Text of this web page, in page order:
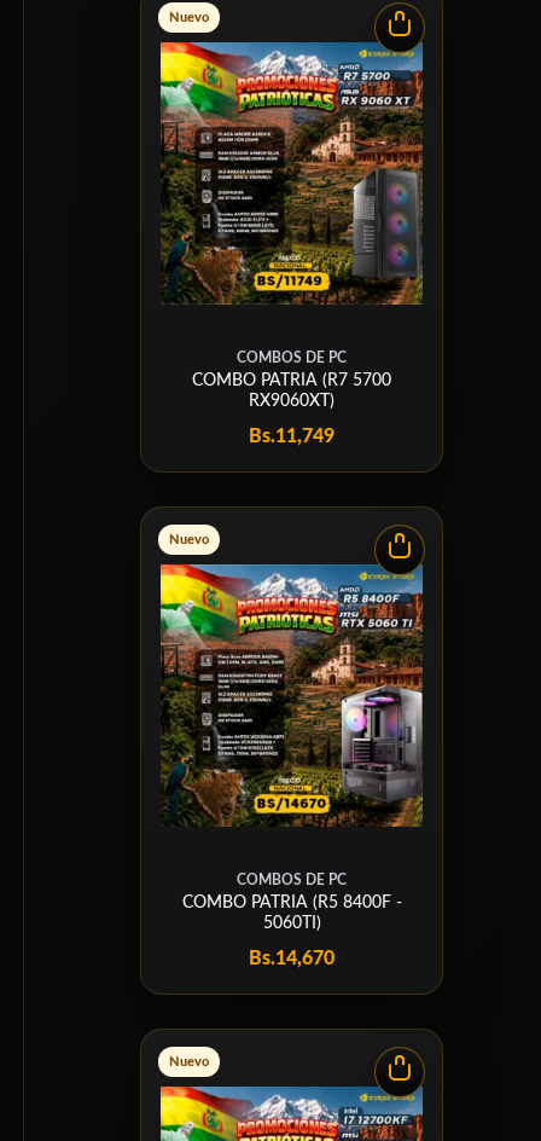
Nuevo
COMBOS DE PC
COMBO PATRIA (R7 5700
RX9060XT)
Bs.11,749
Nuevo
COMBOS DE PC
COMBO PATRIA (R5 8400F -
5060TI)
Bs.14,670
Nuevo